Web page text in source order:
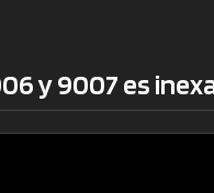
y 9007 es
RAL K7 a